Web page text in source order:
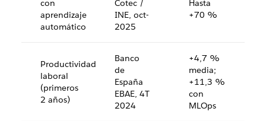
con
aprendizaje
automático
Cotec /
INE, oct-
2025
Hasta
+70 %
Productividad
laboral
(primeros
2 años)
Banco
de
España
EBAE, 4T
2024
+4,7 %
media;
+11,3 %
con
MLOps